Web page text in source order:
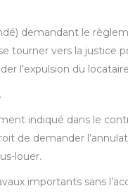
demandant le
tourner vers la justice
l’expulsion du
indiqué dans le
de demander
louer.
importants sans